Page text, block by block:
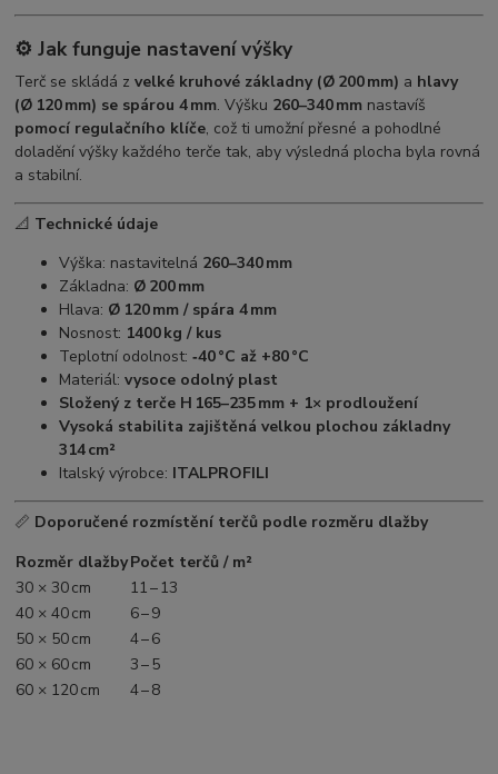
⚙️ Jak funguje nastavení výšky
Terč se skládá zvelké kruhové základny (Ø 200 mm) a hlavy
(Ø 120 mm) se spárou 4 mm. Výšku 260–340 mm nastavíš
pomocí regulačního klíče, což ti umožní přesné a pohodlné
doladění výšky každého terče tak, aby výsledná plocha byla rovná
a stabilní.
📐 Technické údaje
Výška: nastavitelná 260–340 mm
Základna: Ø 200 mm
Hlava: Ø 120 mm / spára 4 mm
Nosnost: 1400 kg / kus
Teplotní odolnost:‑40 °C až +80 °C
Materiál:vysoce odolný plast
Složený z terče H 165–235 mm + 1× prodloužení
Vysoká stabilita zajištěná velkou plochou základny
314 cm²
Italský výrobce: ITALPROFILI
📏 Doporučené rozmístění terčů podle rozměru dlažby
Rozměr dlažbyPočet terčů / m²
30 × 30 cm
11 – 13
40 × 40 cm
6 – 9
50 × 50 cm
4 – 6
60 × 60 cm
3 – 5
60 × 120 cm
4 – 8